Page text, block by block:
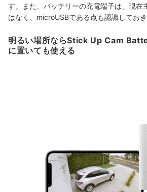
す。また、バッテリーの充電端子は、現在
はなく、microUSBである点も認識しておき
明るい場所ならStick Up Cam
に置いても使える